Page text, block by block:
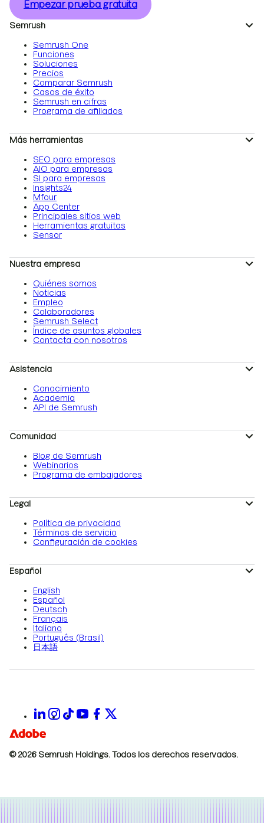
Empezar prueba gratuita
Semrush
Semrush One
Funciones
Soluciones
Precios
Comparar Semrush
Casos de éxito
Semrush en cifras
Programa de afiliados
Más herramientas
SEO para empresas
AIO para empresas
SI para empresas
Insights24
Mfour
App Center
Principales sitios web
Herramientas gratuitas
Sensor
Nuestra empresa
Quiénes somos
Noticias
Empleo
Colaboradores
Semrush Select
Índice de asuntos globales
Contacta con nosotros
Asistencia
Conocimiento
Academia
API de Semrush
Comunidad
Blog de Semrush
Webinarios
Programa de embajadores
Legal
Política de privacidad
Términos de servicio
Configuración de cookies
Español
English
Español
Deutsch
Français
Italiano
Português (Brasil)
日本語
© 2026 Semrush Holdings. Todos los derechos reservados.